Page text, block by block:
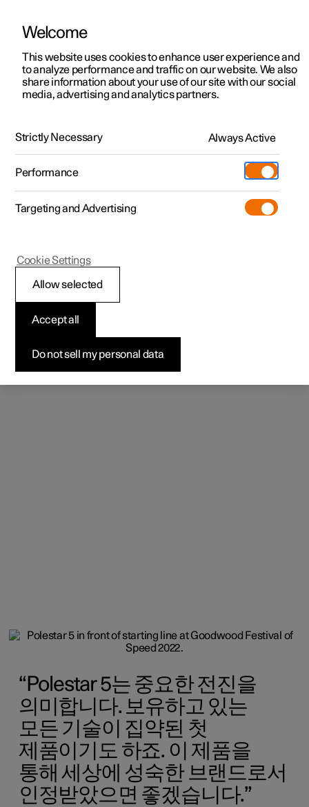
Polestar 2
Polestar 3
Polestar 4
Charging
Shop
More
Polestar 3 알아보기
시승 예약하기
빠른 출고
차량 주문하기
Polestar 4 알아보기
시승 예약하기
빠른 출고
차량 주문하기
충전 정보
공용 시설 충전
법인 판매
금융 서비스 옵션
진행중인 프로모션
빠른 출고
차량 주문
Extras (차량 액세서리)
지원, 상담 및 안내
서비스 포인트
전시장
Polestar 소개
지속가능성
최신 소식
최신 소식
2022.07.19
Festival of Speed
Goodwood Festival of Speed는 옛것과 새것이 만나고
클래식과 모던함이 공존하는 공간입니다. 자동차 문화를
과거와 현재, 미래의 맥락으로 볼 수 있는 중요한
이벤트라고 할 수 있습니다. Polestar는 새로움, 특별함,
신선함을 선보이고 스토리를 공유했습니다.
Polestar 5는 중요한 전진을
의미합니다. 보유하고 있는
모든 기술이 집약된 첫
제품이기도 하죠. 이 제품을
통해 세상에 성숙한 브랜드로서
인정받았으면 좋겠습니다.
Welcome
This website uses cookies to enhance user experience and
to analyze performance and traffic on our website. We also
share information about your use of our site with our social
media, advertising and analytics partners.
Strictly Necessary Always Active
Performance
Targeting and Advertising
Do not sell my personal data
Accept all
Allow selected
Cookie Settings